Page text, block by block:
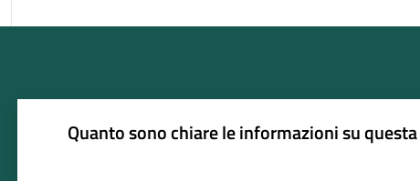
Quanto sono chiare le informazioni su